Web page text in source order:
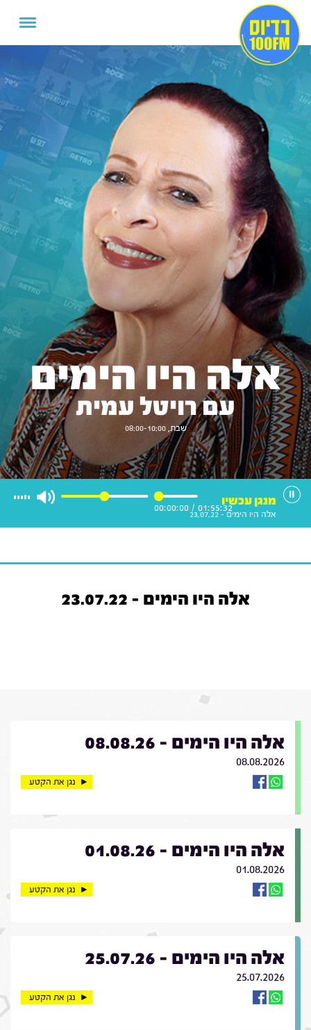
אלה היו הימים
עם רויטל עמית
שבת, 08:00-10:00
01:55:32
/
00:00:00
מנגן עכשיו
אלה היו הימים - 23.07.22
אלה היו הימים - 23.07.22
אלה היו הימים - 08.08.26
08.08.2026
נגן את הקטע
אלה היו הימים - 01.08.26
01.08.2026
נגן את הקטע
אלה היו הימים - 25.07.26
25.07.2026
נגן את הקטע